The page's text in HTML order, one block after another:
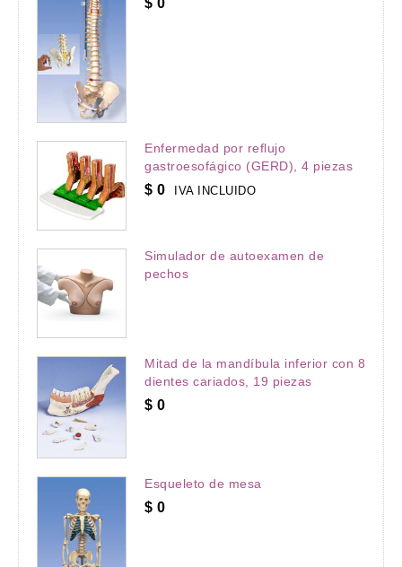
$ 0
Enfermedad por reflujo
gastroesofágico (GERD), 4 piezas
$ 0 IVA INCLUIDO
Simulador de autoexamen de
pechos
Mitad de la mandíbula inferior con 8
dientes cariados, 19 piezas
$ 0
Esqueleto de mesa
$ 0